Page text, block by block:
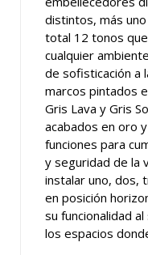
distintos, más
total 12 tonos
cualquier
de sofisticación a
marcos pintados
Gris Lava y Gris
acabados en oro
funciones para
y seguridad de la
instalar uno, dos,
en posición
su funcionalidad
los espacios